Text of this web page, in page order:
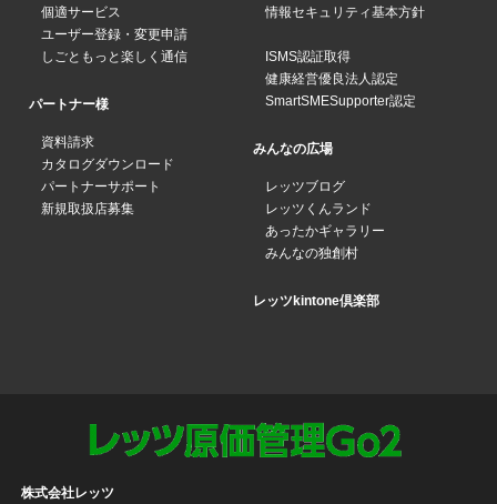
個適サービス
ユーザー登録・変更申請
しごともっと楽しく通信
パートナー様
資料請求
カタログダウンロード
パートナーサポート
新規取扱店募集
情報セキュリティ基本方針
ISMS認証取得
健康経営優良法人認定
SmartSMESupporter認定
みんなの広場
レッツブログ
レッツくんランド
あったかギャラリー
みんなの独創村
レッツkintone倶楽部
株式会社レッツ